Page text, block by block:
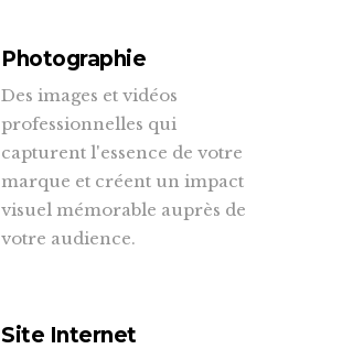
Photographie
Des images et vidéos
professionnelles qui
capturent l'essence de votre
marque et créent un impact
visuel mémorable auprès de
votre audience.
Site Internet